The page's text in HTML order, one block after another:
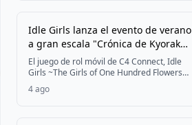
montañas, ríos, zonas rocosas y bosques.
Idle Girls lanza el evento de verano
a gran escala "Crónica de Kyoraku"
en la ciudad de otro mundo de
Kyoraku, presentando a la nueva
subgeneral UR 月見月夜光 y al
subgeneral EX Fantasma Abe no
El juego de rol móvil de C4 Connect, Idle
Girls ~The Girls of One Hundred Flowers~,
ha lanzado el evento de verano a gran
escala "Crónica de Kyoraku", ambientado
4 ago